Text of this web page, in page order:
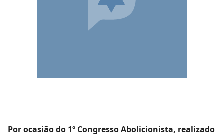
Por ocasião do 1º Congresso Abolicionista, realizado